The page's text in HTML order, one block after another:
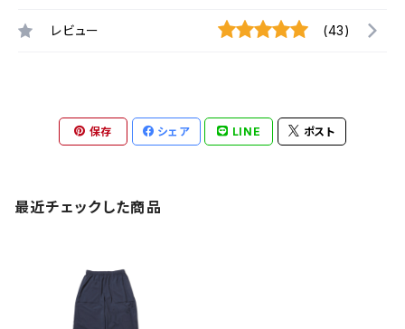
レビュー (43)
保存 シェア LINE ポスト
最近チェックした商品